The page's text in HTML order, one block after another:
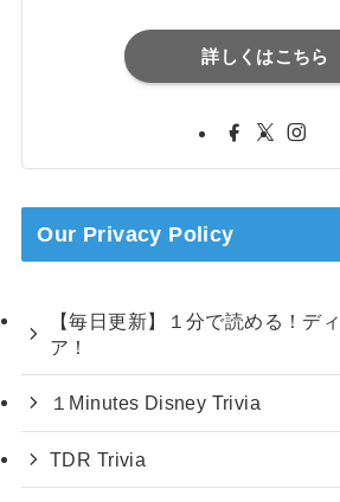
詳しくはこちら
Our Privacy Policy
【毎日更新】１分で読める！デ
ア！
１Minutes Disney Trivia
TDR Trivia